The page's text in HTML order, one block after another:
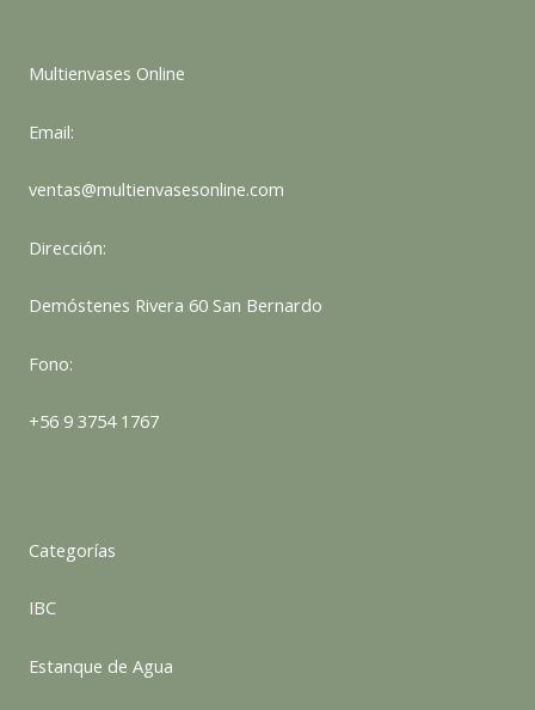
Multienvases Online
Email:
ventas@multienvasesonline.com
Dirección:
Demóstenes Rivera 60 San Bernardo
Fono:
+56 9 3754 1767
Categorías
IBC
Estanque de Agua